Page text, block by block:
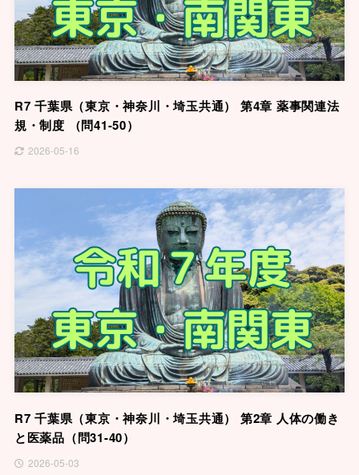
R7 千葉県（東京・神奈川・埼玉共通） 第4章 薬事関連法
規・制度 （問41-50）
2026-05-16
R7 千葉県（東京・神奈川・埼玉共通） 第2章 人体の働き
と医薬品（問31-40）
2026-05-03